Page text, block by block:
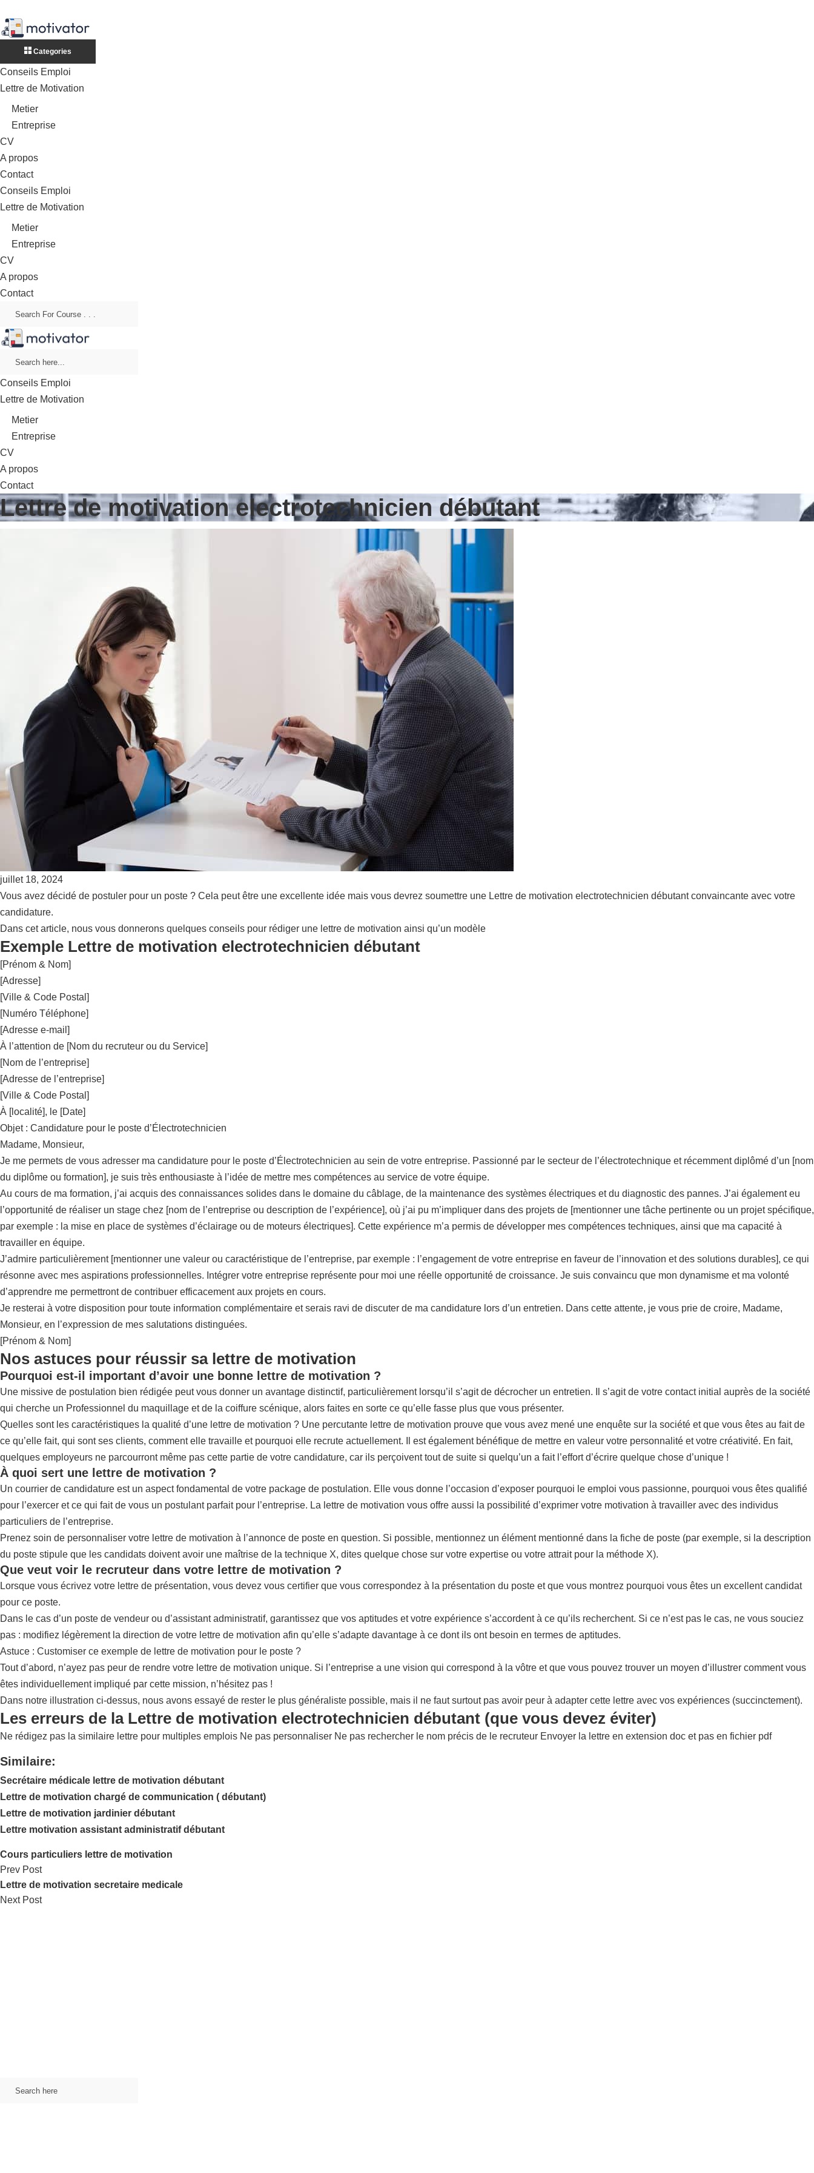
Categories
Conseils Emploi
Lettre de Motivation
Metier
Entreprise
CV
A propos
Contact
Conseils Emploi
Lettre de Motivation
Metier
Entreprise
CV
A propos
Contact
Conseils Emploi
Lettre de Motivation
Metier
Entreprise
CV
A propos
Contact
Lettre de motivation electrotechnicien débutant
juillet 18, 2024
Vous avez décidé de postuler pour un poste ? Cela peut être une excellente idée mais vous devrez soumettre une Lettre de motivation electrotechnicien débutant convaincante avec votre
candidature.
Dans cet article, nous vous donnerons quelques conseils pour rédiger une lettre de motivation ainsi qu’un modèle
Exemple Lettre de motivation electrotechnicien débutant
[Prénom & Nom]
[Adresse]
[Ville & Code Postal]
[Numéro Téléphone]
[Adresse e-mail]
À l’attention de [Nom du recruteur ou du Service]
[Nom de l’entreprise]
[Adresse de l’entreprise]
[Ville & Code Postal]
À [localité], le [Date]
Objet : Candidature pour le poste d’Électrotechnicien
Madame, Monsieur,
Je me permets de vous adresser ma candidature pour le poste d’Électrotechnicien au sein de votre entreprise. Passionné par le secteur de l’électrotechnique et récemment diplômé d’un [nom
du diplôme ou formation], je suis très enthousiaste à l’idée de mettre mes compétences au service de votre équipe.
Au cours de ma formation, j’ai acquis des connaissances solides dans le domaine du câblage, de la maintenance des systèmes électriques et du diagnostic des pannes. J’ai également eu
l’opportunité de réaliser un stage chez [nom de l’entreprise ou description de l’expérience], où j’ai pu m’impliquer dans des projets de [mentionner une tâche pertinente ou un projet spécifique,
par exemple : la mise en place de systèmes d’éclairage ou de moteurs électriques]. Cette expérience m’a permis de développer mes compétences techniques, ainsi que ma capacité à
travailler en équipe.
J’admire particulièrement [mentionner une valeur ou caractéristique de l’entreprise, par exemple : l’engagement de votre entreprise en faveur de l’innovation et des solutions durables], ce qui
résonne avec mes aspirations professionnelles. Intégrer votre entreprise représente pour moi une réelle opportunité de croissance. Je suis convaincu que mon dynamisme et ma volonté
d’apprendre me permettront de contribuer efficacement aux projets en cours.
Je resterai à votre disposition pour toute information complémentaire et serais ravi de discuter de ma candidature lors d’un entretien. Dans cette attente, je vous prie de croire, Madame,
Monsieur, en l’expression de mes salutations distinguées.
[Prénom & Nom]
Nos astuces pour réussir sa lettre de motivation
Pourquoi est-il important d’avoir une bonne lettre de motivation ?
Une missive de postulation bien rédigée peut vous donner un avantage distinctif, particulièrement lorsqu’il s’agit de décrocher un entretien. Il s’agit de votre contact initial auprès de la société
qui cherche un Professionnel du maquillage et de la coiffure scénique, alors faites en sorte ce qu’elle fasse plus que vous présenter.
Quelles sont les caractéristiques la qualité d’une lettre de motivation ? Une percutante lettre de motivation prouve que vous avez mené une enquête sur la société et que vous êtes au fait de
ce qu’elle fait, qui sont ses clients, comment elle travaille et pourquoi elle recrute actuellement. Il est également bénéfique de mettre en valeur votre personnalité et votre créativité. En fait,
quelques employeurs ne parcourront même pas cette partie de votre candidature, car ils perçoivent tout de suite si quelqu’un a fait l’effort d’écrire quelque chose d’unique !
À quoi sert une lettre de motivation ?
Un courrier de candidature est un aspect fondamental de votre package de postulation. Elle vous donne l’occasion d’exposer pourquoi le emploi vous passionne, pourquoi vous êtes qualifié
pour l’exercer et ce qui fait de vous un postulant parfait pour l’entreprise. La lettre de motivation vous offre aussi la possibilité d’exprimer votre motivation à travailler avec des individus
particuliers de l’entreprise.
Prenez soin de personnaliser votre lettre de motivation à l’annonce de poste en question. Si possible, mentionnez un élément mentionné dans la fiche de poste (par exemple, si la description
du poste stipule que les candidats doivent avoir une maîtrise de la technique X, dites quelque chose sur votre expertise ou votre attrait pour la méthode X).
Que veut voir le recruteur dans votre lettre de motivation ?
Lorsque vous écrivez votre lettre de présentation, vous devez vous certifier que vous correspondez à la présentation du poste et que vous montrez pourquoi vous êtes un excellent candidat
pour ce poste.
Dans le cas d’un poste de vendeur ou d’assistant administratif, garantissez que vos aptitudes et votre expérience s’accordent à ce qu’ils recherchent. Si ce n’est pas le cas, ne vous souciez
pas : modifiez légèrement la direction de votre lettre de motivation afin qu’elle s’adapte davantage à ce dont ils ont besoin en termes de aptitudes.
Astuce : Customiser ce exemple de lettre de motivation pour le poste ?
Tout d’abord, n’ayez pas peur de rendre votre lettre de motivation unique. Si l’entreprise a une vision qui correspond à la vôtre et que vous pouvez trouver un moyen d’illustrer comment vous
êtes individuellement impliqué par cette mission, n’hésitez pas !
Dans notre illustration ci-dessus, nous avons essayé de rester le plus généraliste possible, mais il ne faut surtout pas avoir peur à adapter cette lettre avec vos expériences (succinctement).
Les erreurs de la Lettre de motivation electrotechnicien débutant (que vous devez éviter)
Ne rédigez pas la similaire lettre pour multiples emplois Ne pas personnaliser Ne pas rechercher le nom précis de le recruteur Envoyer la lettre en extension doc et pas en fichier pdf
Similaire:
Secrétaire médicale lettre de motivation débutant
Lettre de motivation chargé de communication ( débutant)
Lettre de motivation jardinier débutant
Lettre motivation assistant administratif débutant
Cours particuliers lettre de motivation
Prev Post
Lettre de motivation secretaire medicale
Next Post